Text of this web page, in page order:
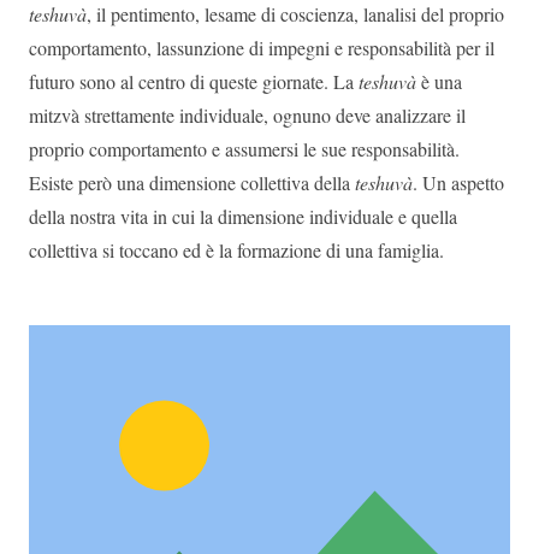
teshuvà, il pentimento, lesame di coscienza, lanalisi del proprio
comportamento, lassunzione di impegni e responsabilità per il
futuro sono al centro di queste giornate. La teshuvàè una
mitzvà strettamente individuale, ognuno deve analizzare il
proprio comportamento e assumersi le sue responsabilità.
Esiste però una dimensione collettiva della teshuvà. Un aspetto
della nostra vita in cui la dimensione individuale e quella
collettiva si toccano ed è la formazione di una famiglia.